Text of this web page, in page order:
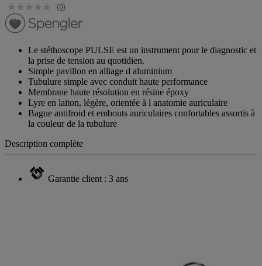
(0)
Le stéthoscope PULSE est un instrument pour le diagnostic et
la prise de tension au quotidien.
Simple pavillon en alliage d aluminium
Tubulure simple avec conduit haute performance
Membrane haute résolution en résine époxy
Lyre en laiton, légère, orientée à l anatomie auriculaire
Bague antifroid et embouts auriculaires confortables assortis à
la couleur de la tubulure
Description complète
Garantie client : 3 ans